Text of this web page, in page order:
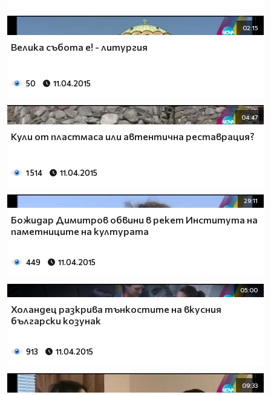
02:15
Велика събота е! - литургия
50 11.04.2015
04:47
Кули от пластмаса или автентична реставрация?
1 514 11.04.2015
29:11
Божидар Димитров обвини в рекет Института на
паметниците на културата
449 11.04.2015
05:00
Холандец разкрива тънкостите на вкусния
български козунак
913 11.04.2015
09:33